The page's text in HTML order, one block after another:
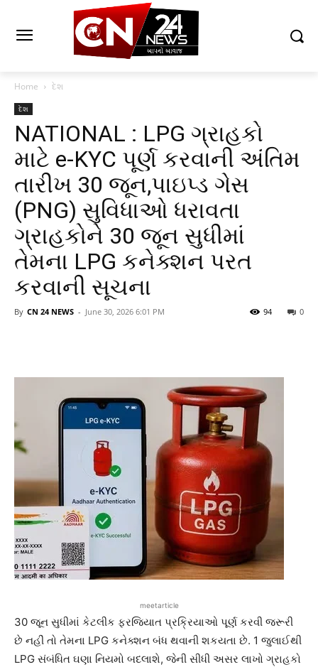
Home દેશ
દેશ
NATIONAL : LPG ગ્રાહકો
માટે e-KYC પૂર્ણ કરવાની અંતિમ
તારીખ 30 જૂન,પાઇપ્ડ ગેસ
(PNG) સુવિધાઓ ધરાવતા
ગ્રાહકોને 30 જૂન સુધીમાં
તેમના LPG કનેક્શન પરત
કરવાની સૂચના
By CN 24 NEWS - June 30, 2026 6:01 PM 0
94
meetarticle
30 જૂન સુધીમાં કેટલીક ફરજિયાત પ્રક્રિયાઓ પૂર્ણ કરવી જરૂરી
છે નહીં તો તેમના LPG કનેક્શન બંધ થવાની શકયતા છે. 1 જુલાઈથી
LPG સંબંધિત ઘણા નિયમો બદલાશે, જેની સીધી અસર લાખો ગ્રાહકો